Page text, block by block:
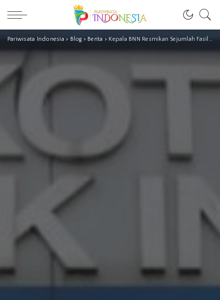
Pariwisata Indonesia > Blog > Berita > Kepala BNN Resmikan Sejumlah Fasilitas Baru dan Nama “Jalan BNN”, Kado Akhir Tahun untuk Indonesia